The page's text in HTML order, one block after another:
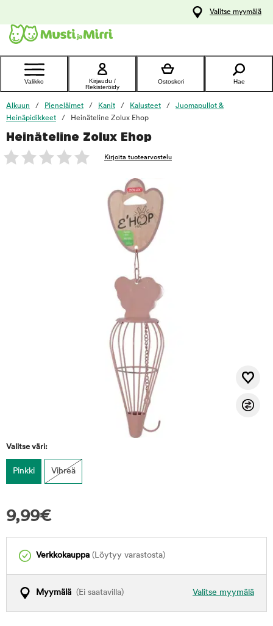
Ota yhteyttä
asiakaspalveluun
Valitse myymälä
Valikko
Kirjaudu /
Rekisteröidy
Ostoskori Hae
Alkuun Pieneläimet Kanit Kalusteet
Juomapullot &
Heinäpidikkeet
Heinäteline Zolux Ehop
Heinäteline Zolux Ehop
Kirjoita tuotearvostelu
Valitse väri:
Pinkki Vihreä
9,99€
Verkkokauppa (Löytyy varastosta)
Valitse myymälä
Myymälä (Ei saatavilla)
foo